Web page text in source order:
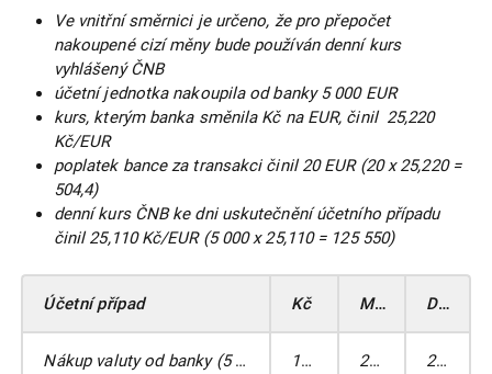
Ve vnitřní směrnici je určeno, že pro přepočet
nakoupené cizí měny bude používán denní kurs
vyhlášený ČNB
účetní jednotka nakoupila od banky 5 000 EUR
kurs, kterým banka směnila Kč na EUR, činil 25,220
Kč/EUR
poplatek bance za transakci činil 20 EUR (20 x 25,220 =
504,4)
denní kurs ČNB ke dni uskutečnění účetního případu
činil 25,110 Kč/EUR (5 000 x 25,110 = 125 550)
Účetní případ Kč MD DAL
Nákup valuty od banky (5 000 x 25,220 = 126 100) 126 100 211A 261